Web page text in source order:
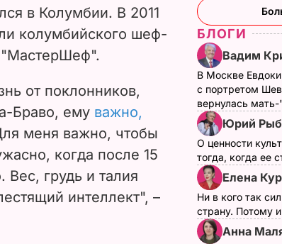
в Колумбии. В 2011
колумбийского шеф-
"МастерШеф".
от поклонников,
Браво, ему
важно,
меня важно, чтобы
когда после 15
грудь и талия
интеллект", –
БЛОГИ
Вадим
В Москве
с портретом
вернулась
Юрий
О ценности
тогда, когда ее
Елена
Ни в кого так
страну. Потому
Анна